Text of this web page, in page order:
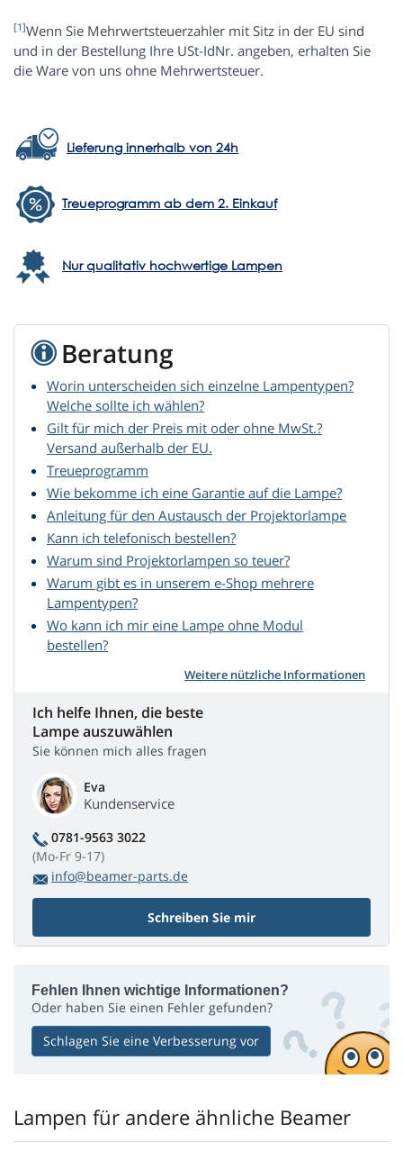
[1]Wenn Sie Mehrwertsteuerzahler mit Sitz in der EU sind
und in der Bestellung Ihre USt-IdNr. angeben, erhalten Sie
die Ware von uns ohne Mehrwertsteuer.
Lieferung innerhalb von 24h
Treueprogramm ab dem 2. Einkauf
Nur qualitativ hochwertige Lampen
Beratung
Worin unterscheiden sich einzelne Lampentypen?
Welche sollte ich wählen?
Gilt für mich der Preis mit oder ohne MwSt.?
Versand außerhalb der EU.
Treueprogramm
Wie bekomme ich eine Garantie auf die Lampe?
Anleitung für den Austausch der Projektorlampe
Kann ich telefonisch bestellen?
Warum sind Projektorlampen so teuer?
Warum gibt es in unserem e-Shop mehrere
Lampentypen?
Wo kann ich mir eine Lampe ohne Modul
bestellen?
Weitere nützliche Informationen
Ich helfe Ihnen, die beste
Lampe auszuwählen
Sie können mich alles fragen
Eva
Kundenservice
0781-9563 3022
(Mo-Fr 9-17)
info@beamer-parts.de
Schreiben Sie mir
Fehlen Ihnen wichtige Informationen?
Oder haben Sie einen Fehler gefunden?
Schlagen Sie eine Verbesserung vor
Lampen für andere ähnliche Beamer